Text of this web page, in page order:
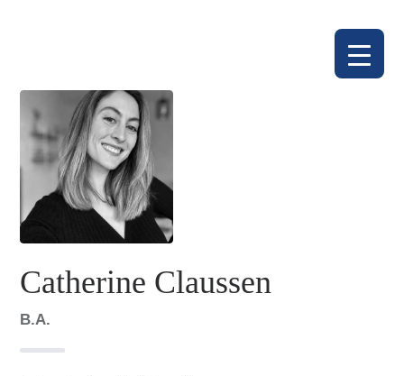
Catherine Claussen
B.A.